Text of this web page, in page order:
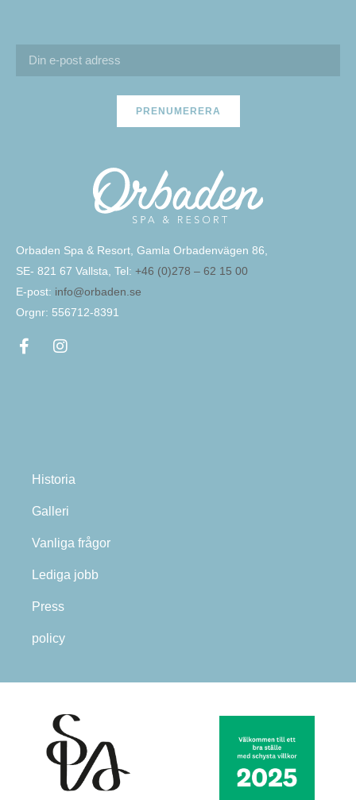
PRENUMERERA
Orbaden Spa & Resort, Gamla Orbadenvägen 86,
SE- 821 67 Vallsta, Tel: +46 (0)278 – 62 15 00
E-post: info@orbaden.se
Orgnr: 556712-8391
Historia
Galleri
Vanliga frågor
Lediga jobb
Press
policy